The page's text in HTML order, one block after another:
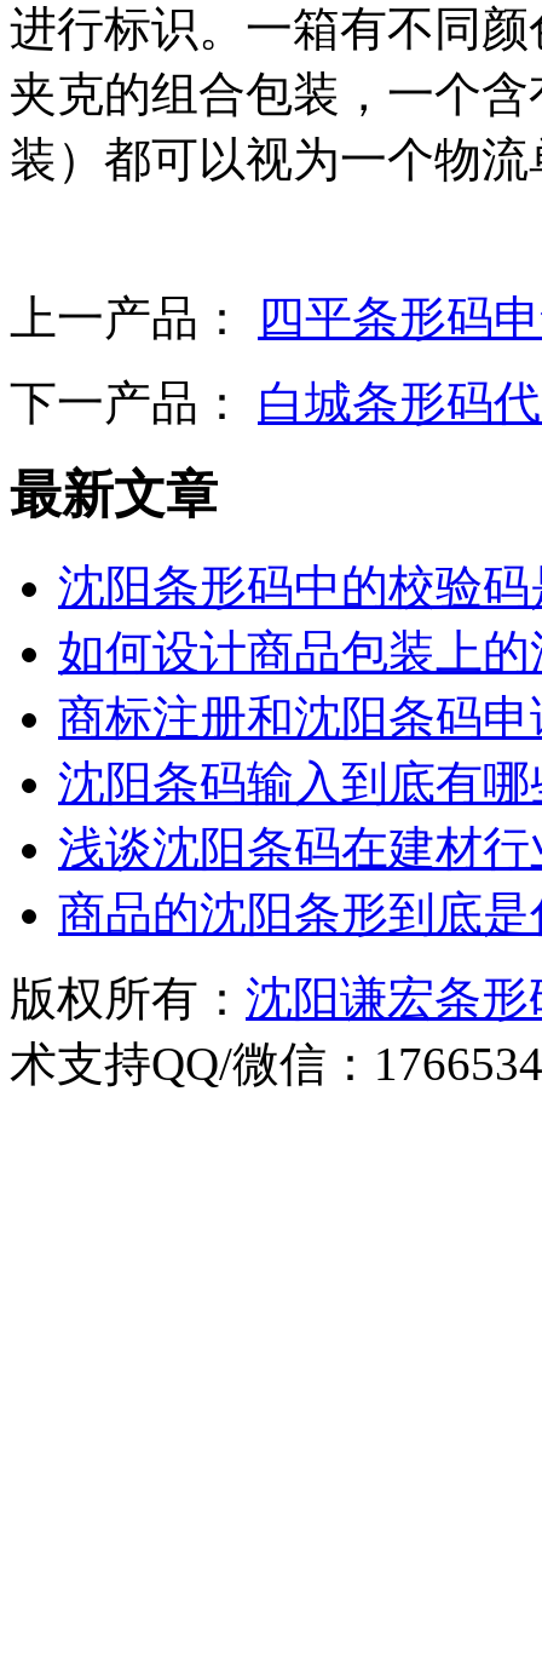
进行标识。一箱有不同
夹克的组合包装，一个
装）都可以视为一个物流
上一产品：
四平条形码
下一产品： 白城条形码
最新文章
沈阳条形码中的校验
如何设计商品包装上
商标注册和沈阳条码
沈阳条码输入到底有
浅谈沈阳条码在建材
商品的沈阳条形到底
版权所有： 沈阳谦宏条
术支持QQ/微信：